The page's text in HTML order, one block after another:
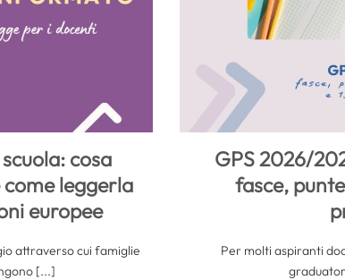
cosa
leggerla
europee
attraverso cui famiglie
[...]
GPS 2026/
fasce,
Per molti aspiranti